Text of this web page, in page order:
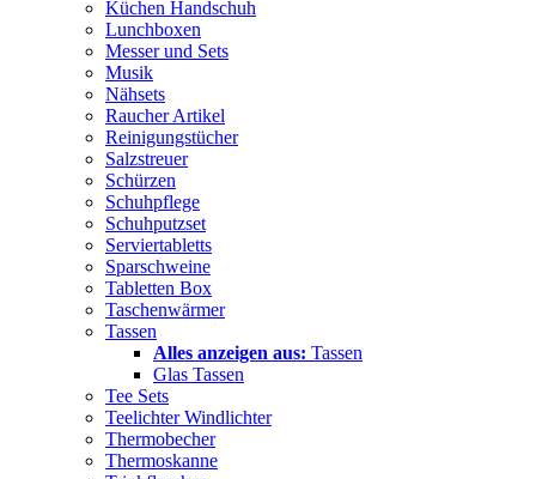
Küchen Handschuh
Lunchboxen
Messer und Sets
Musik
Nähsets
Raucher Artikel
Reinigungstücher
Salzstreuer
Schürzen
Schuhpflege
Schuhputzset
Serviertabletts
Sparschweine
Tabletten Box
Taschenwärmer
Tassen
Alles anzeigen aus: Tassen
Glas Tassen
Tee Sets
Teelichter Windlichter
Thermobecher
Thermoskanne